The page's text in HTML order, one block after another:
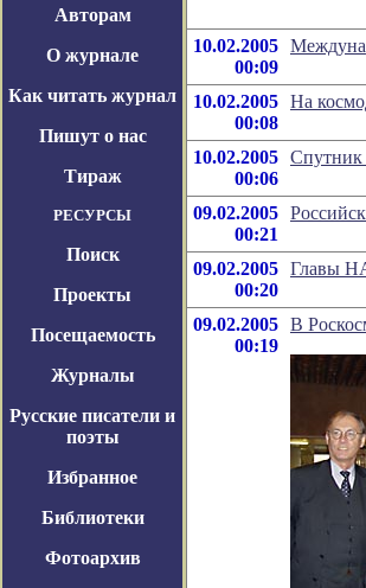
Авторам
О журнале
Как читать журнал
Пишут о нас
Тираж
РЕСУРСЫ
Поиск
Проекты
Посещаемость
Журналы
Русские писатели и
поэты
Избранное
Библиотеки
Фотоархив
10.02.2005
00:09
10.02.2005
00:08
На
10.02.2005
00:06
Спутник
09.02.2005
00:21
09.02.2005
00:20
Главы
09.02.2005
00:19
В